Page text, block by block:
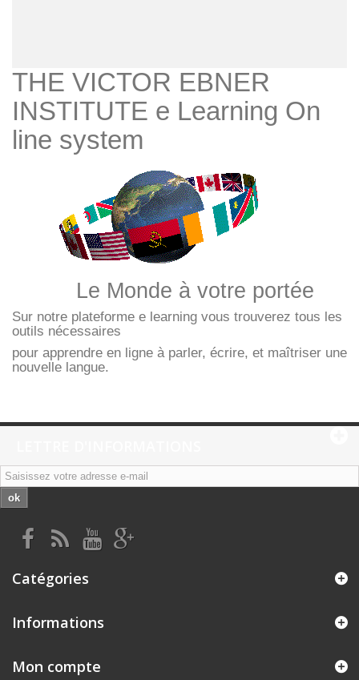
THE VICTOR EBNER
INSTITUTE e Learning On
line system
Le Monde à votre portée
Sur notre plateforme e learning vous trouverez tous les
outils nécessaires
pour apprendre en ligne à parler, écrire, et maîtriser une
nouvelle langue.
ok
Catégories
Informations
Mon compte